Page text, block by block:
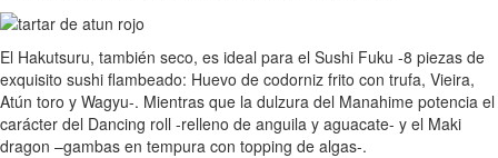
El Hakutsuru, también seco, es ideal para el Sushi Fuku -8 piezas de
exquisito sushi flambeado: Huevo de codorniz frito con trufa, Vieira,
Atún toro y Wagyu-. Mientras que la dulzura del Manahime potencia el
carácter del Dancing roll -relleno de anguila y aguacate- y el Maki
dragon –gambas en tempura con topping de algas-.